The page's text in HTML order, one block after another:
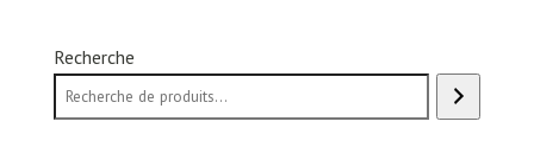
Recherche